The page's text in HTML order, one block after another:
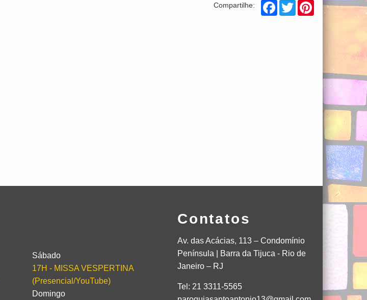
Compartilhe: Facebook
Twitter Pinterest
Sábado
17H - MISSA VESPERTINA
(Presencial/YouTube)
Domingo
Contatos
Av. das Acácias, 113 – Condomínio
Península | Barra da Tijuca - Rio de
Janeiro – RJ
Tel: 21 3311-5565